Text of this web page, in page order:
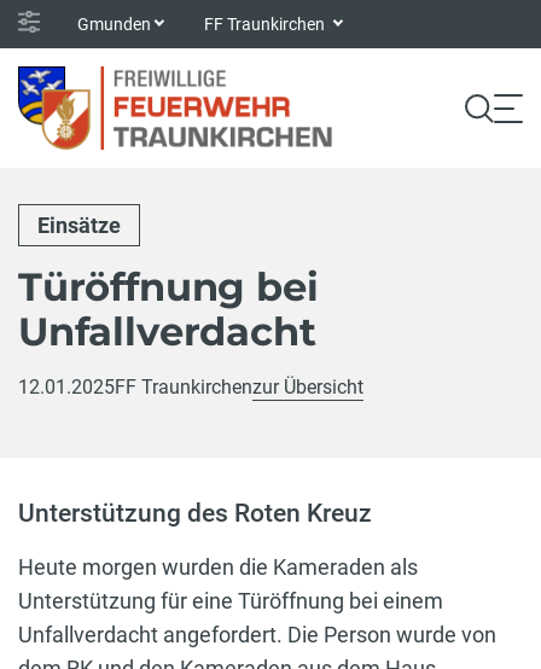
Gmunden FF Traunkirchen
Einsätze
Türöffnung bei
Unfallverdacht
12.01.2025FF Traunkirchenzur Übersicht
Unterstützung des Roten Kreuz
Heute morgen wurden die Kameraden als
Unterstützung für eine Türöffnung bei einem
Unfallverdacht angefordert. Die Person wurde von